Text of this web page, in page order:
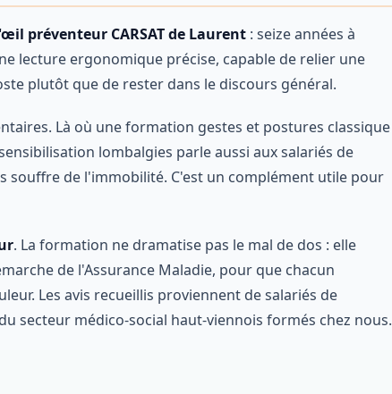
préventeur CARSAT de Laurent : seize années à
lecture ergonomique précise, capable de relier une
plutôt que de rester dans le discours général.
Là où une formation gestes et postures classique
lombalgies parle aussi aux salariés de
souffre de l'immobilité. C'est un complément utile pour
. La formation ne dramatise pas le mal de dos : elle
de l'Assurance Maladie, pour que chacun
Les avis recueillis proviennent de salariés de
secteur médico-social haut-viennois formés chez nous.